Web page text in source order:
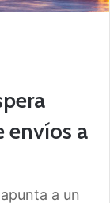
envíos a
a un